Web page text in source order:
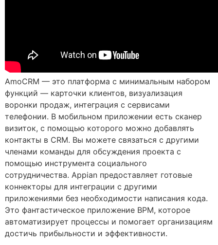
AmoCRM — это платформа с минимальным набором
функций — карточки клиентов, визуализация
воронки продаж, интеграция с сервисами
телефонии. В мобильном приложении есть сканер
визиток, с помощью которого можно добавлять
контакты в CRM. Вы можете связаться с другими
членами команды для обсуждения проекта с
помощью инструмента социального
сотрудничества. Appian предоставляет готовые
коннекторы для интеграции с другими
приложениями без необходимости написания кода.
Это фантастическое приложение BPM, которое
автоматизирует процессы и помогает организациям
достичь прибыльности и эффективности.